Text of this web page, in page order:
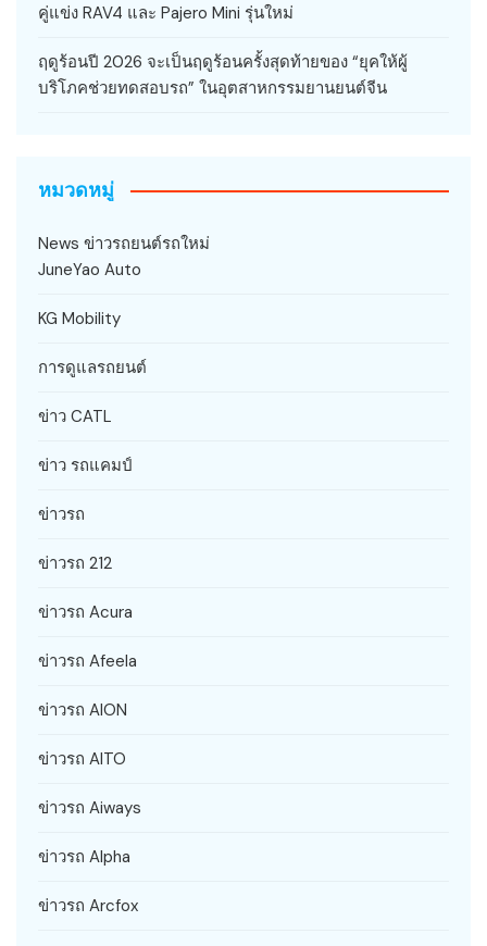
คู่แข่ง RAV4 และ Pajero Mini รุ่นใหม่
ฤดูร้อนปี 2026 จะเป็นฤดูร้อนครั้งสุดท้ายของ “ยุคให้ผู้
บริโภคช่วยทดสอบรถ” ในอุตสาหกรรมยานยนต์จีน
หมวดหมู่
News ข่าวรถยนต์รถใหม่
JuneYao Auto
KG Mobility
การดูแลรถยนต์
ข่าว CATL
ข่าว รถแคมป์
ข่าวรถ
ข่าวรถ 212
ข่าวรถ Acura
ข่าวรถ Afeela
ข่าวรถ AION
ข่าวรถ AITO
ข่าวรถ Aiways
ข่าวรถ Alpha
ข่าวรถ Arcfox